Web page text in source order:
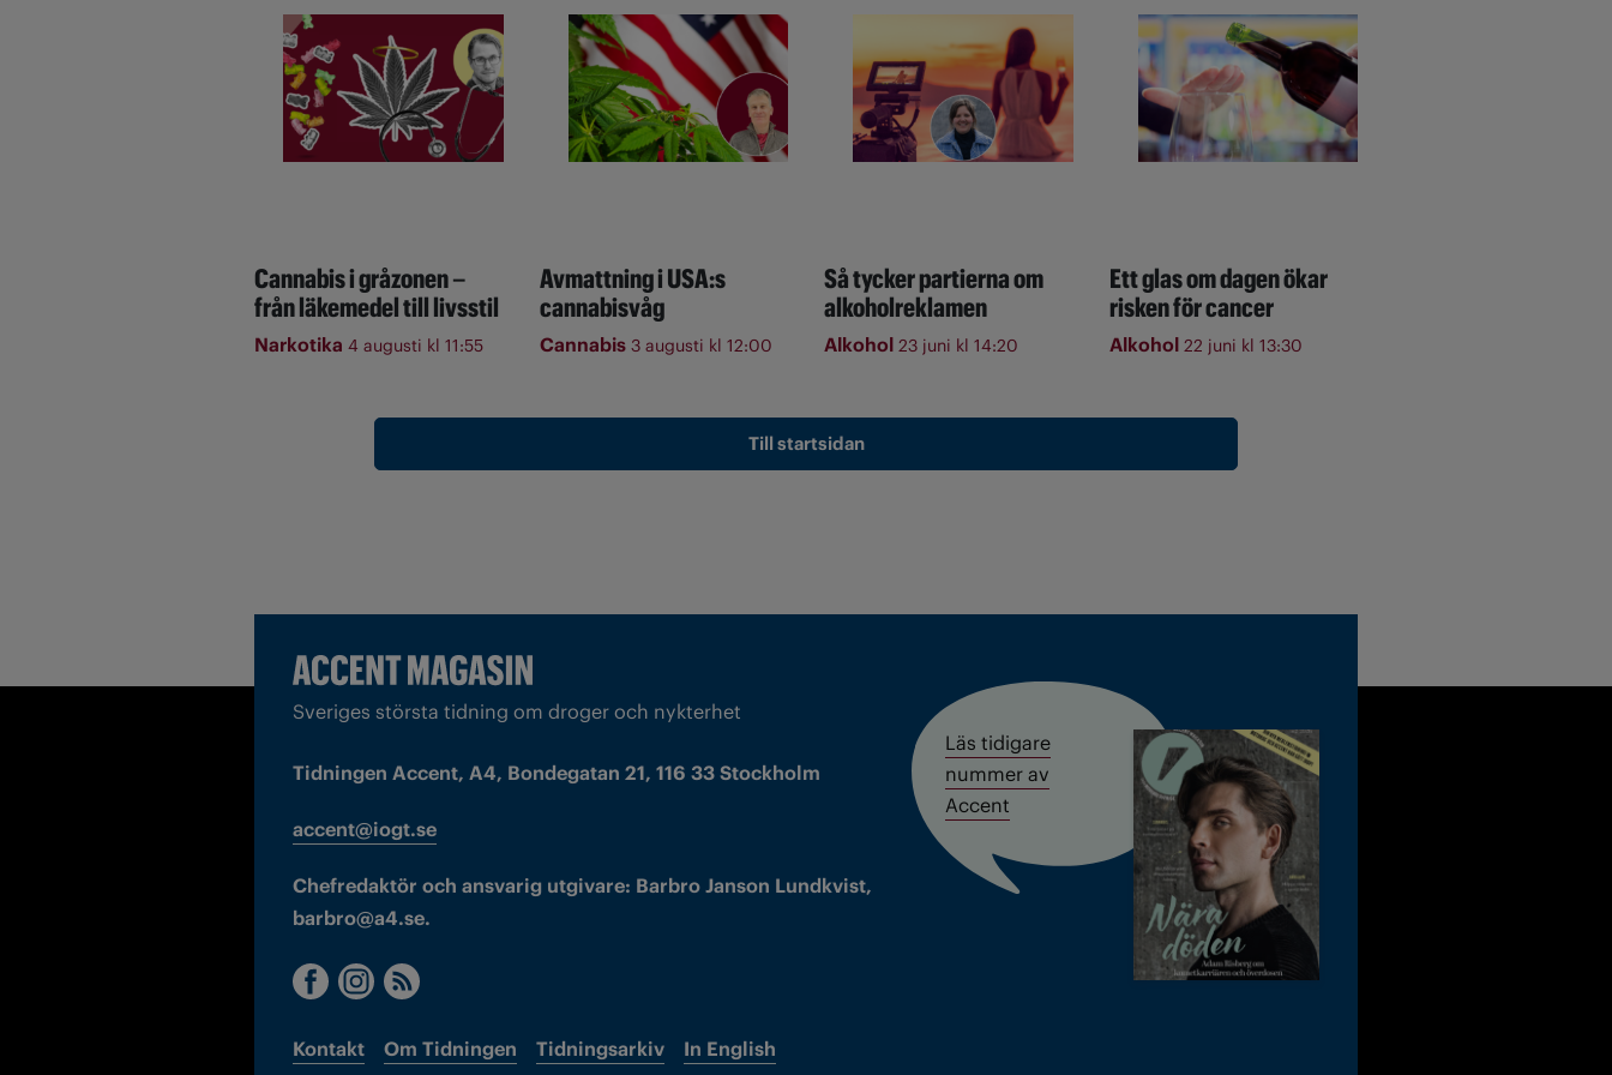
Cannabis i gråzonen –
från läkemedel till livsstil
Narkotika 4 augusti kl 11:55
Avmattning i USA:s
cannabisvåg
Cannabis 3 augusti kl 12:00
Så tycker partierna om
alkoholreklamen
Alkohol 23 juni kl 14:20
Ett glas om dagen ökar
risken för cancer
Alkohol 22 juni kl 13:30
Till startsidan
Sveriges största tidning om droger och nykterhet
Tidningen Accent, A4, Bondegatan 21, 116 33 Stockholm
accent@iogt.se
Chefredaktör och ansvarig utgivare: Barbro Janson Lundkvist,
barbro@a4.se.
Kontakt Om Tidningen Tidningsarkiv In English
Läs tidigare
nummer av
Accent